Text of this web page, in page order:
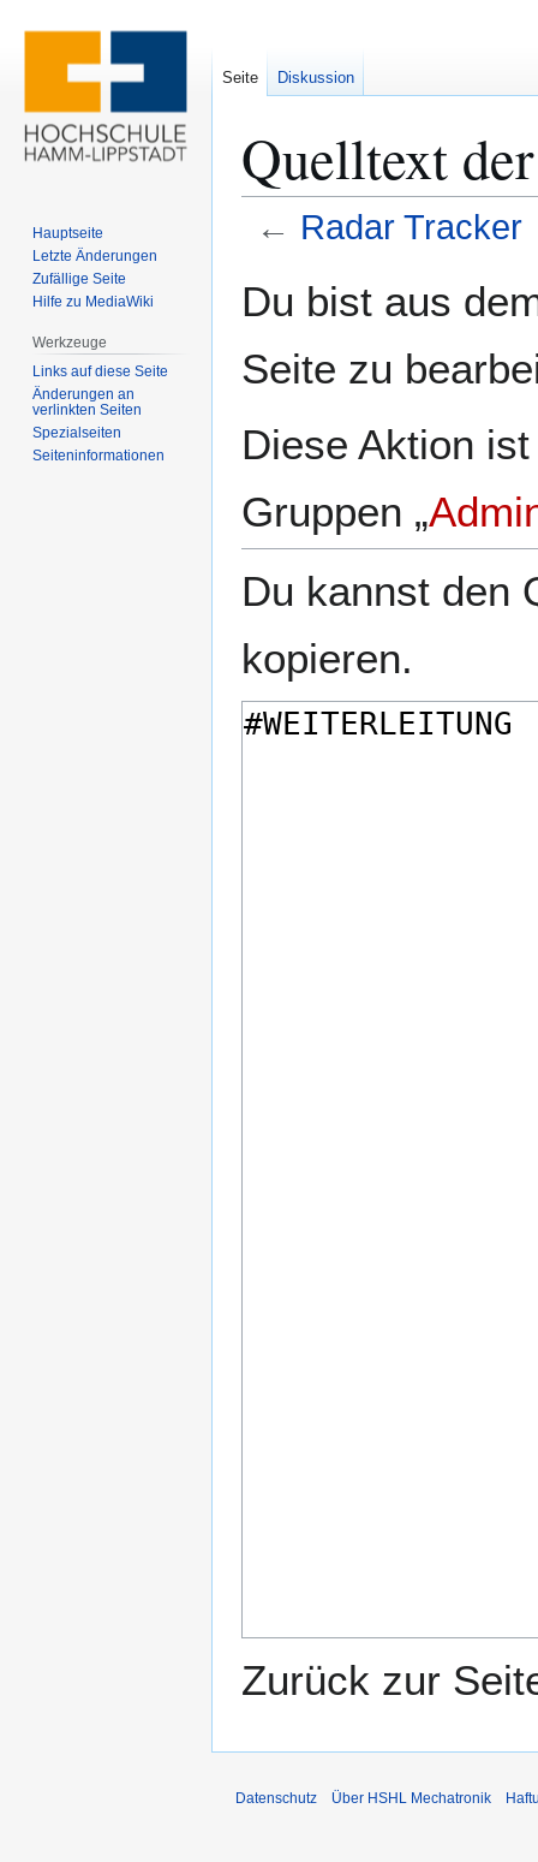
Quelltext
← Radar Tracker
Navigation
Suche
Du bist aus
Seite zu
Diese Aktion
Gruppen „
Du kannst den
kopieren.
Zurück zur
Seite Diskussion
Hauptseite
Letzte Änderungen
Zufällige Seite
Hilfe zu MediaWiki
Werkzeuge
Links auf diese Seite
Änderungen an
verlinkten Seiten
Spezialseiten
Seiten­­informationen
Datenschutz Über HSHL Mechatronik